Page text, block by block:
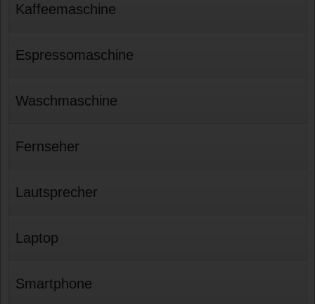
Kaffeemaschine
Espressomaschine
Waschmaschine
Fernseher
Lautsprecher
Laptop
Smartphone